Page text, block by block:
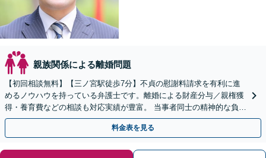
親族関係による離婚問題
【初回相談無料】【三ノ宮駅徒歩7分】不貞の慰謝料請求を有利に進
めるノウハウを持っている弁護士です。離婚による財産分与／親権獲
得・養育費などの相談も対応実績が豊富。 当事者同士の精神的な負担
も軽減しながら、解決へ導いていきます。
料金表を見る